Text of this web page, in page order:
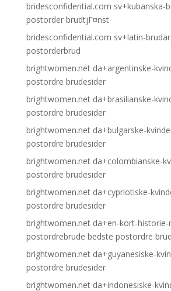
bridesconfidential.com sv+kubanska-
postorder brudtjГ¤nst
bridesconfidential.com sv+latin-
postorderbrud
brightwomen.net da+argentinske-
postordre brudesider
brightwomen.net da+brasilianske-
postordre brudesider
brightwomen.net da+bulgarske-
postordre brudesider
brightwomen.net da+colombianske-
postordre brudesider
brightwomen.net da+cypriotiske-
postordre brudesider
brightwomen.net da+en-kort-historie-
postordrebrude bedste postordre
brightwomen.net da+guyanesiske-
postordre brudesider
brightwomen.net da+indonesiske-